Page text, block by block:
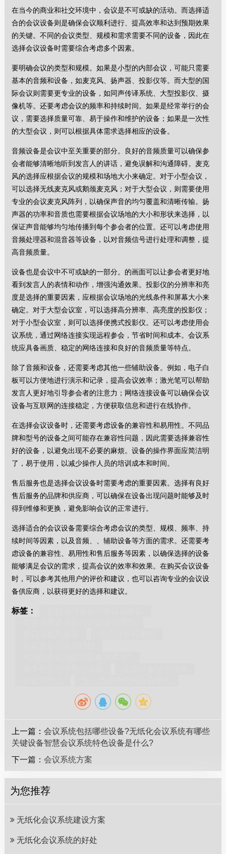
在当今的商业和社交环境中，会议是不可或缺的活动。而选择适
合的会议设备则是确保会议顺利进行、提高效率和达到预期效果
的关键。不同的会议类型、规模和需求需要不同的设备，因此在
选择会议设备时需要综合考虑多个因素。
要明确会议的类型和规模。如果是小型的内部会议，可能只需要
基本的音频和设备，如麦克风、扬声器、投影仪等。而大型的国
际会议则需要更专业的设备，如同声传译系统、大型投影仪、摄
像机等。还要考虑会议的频率和持续时间。如果是经常举行的会
议，需要选择质量可靠、易于操作和维护的设备；如果是一次性
的大型会议，则可以根据具体需求选择相应的设备。
音频设备是会议中至关重要的部分。良好的音频质量可以确保参
会者能够清晰地听到发言人的讲话，避免误解和沟通障碍。麦克
风的选择应根据会议的规模和场地大小来确定。对于小型会议，
可以选择无线麦克风或鹅颈麦克风；对于大型会议，则需要使用
专业的会议麦克风阵列，以确保声音的均匀覆盖和清晰传输。扬
声器的功率和音质也需要根据会议场地的大小和形状来选择，以
保证声音能够均匀地传播到每个参会者的位置。还可以考虑使用
音频处理器和混音器等设备，以对音频信号进行处理和调整，提
高音频质量。
设备也是会议中不可或缺的一部分。的画面可以让参会者更好地
看到发言人的表情和动作，增强沟通效果。投影仪的分辨率和亮
度是选择的重要因素，应根据会议场地的光线条件和屏幕大小来
确定。对于大型会议室，可以选择高分辨率、高亮度的投影仪；
对于小型会议室，则可以选择便携式投影仪。还可以考虑使用会
议系统，通过网络连接实现远程参会，节省时间和成本。会议系
统应具备画质、稳定的网络连接和良好的音频质量等特点。
除了音频和设备，还需要考虑其他一些辅助设备。例如，电子白
板可以方便地进行演示和记录，提高会议效率；激光笔可以帮助
发言人更好地引导参会者的注意力；网络连接设备可以确保会议
设备与互联网的连接稳定，方便获取信息和进行在线协作。
在选择会议设备时，还需要考虑设备的兼容性和易用性。不同品
牌和型号的设备之间可能存在兼容性问题，因此需要选择兼容性
好的设备，以避免出现不必要的麻烦。设备的操作界面应简洁明
了，易于使用，以减少操作人员的培训成本和时间。
售后服务也是选择会议设备时需要考虑的重要因素。选择有良好
售后服务的品牌和供应商，可以确保在设备出现问题时能够及时
得到维修和更换，避免影响会议的正常进行。
选择适合的会议设备需要综合考虑会议的类型、规模、频率、持
续时间等因素，以及音频、、辅助设备等方面的需求。还需要考
虑设备的兼容性、易用性和售后服务等因素，以确保选择的设备
能够满足会议的需求，提高会议的效率和效果。在购买会议设备
时，可以参考其他用户的评价和建议，也可以咨询专业的会议设
备供应商，以获得更好的选择和建议。
标签：
上一篇：会议系统包括哪些设备?无纸化会议系统有哪些
关键设备智慧会议系统特色设备是什么?
下一篇：会议系统方案
为您推荐
无纸化会议系统建设方案
无纸化会议系统的好处